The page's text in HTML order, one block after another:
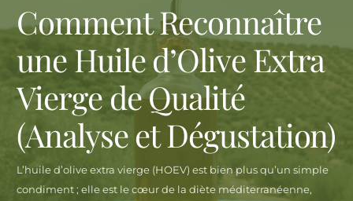
Comment Reconnaître
une Huile d’Olive Extra
Vierge de Qualité
(Analyse et Dégustation)
L’huile d’olive extra vierge (HOEV) est bien plus qu’un simple
condiment ; elle est le cœur de la diète méditerranéenne,